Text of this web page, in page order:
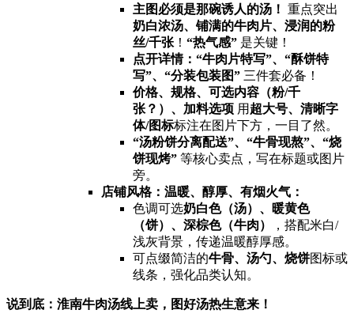
主图必须是那碗诱人的汤！​ ​ 重点突出
奶白浓汤、铺满的牛肉片、浸润的粉
丝/千张 ​！​ ​“热气感”​ ​ 是关键！
点开详情：“牛肉片特写”、“酥饼特
写”、“分装包装图”​ ​ 三件套必备！
价格、规格、可选内容（粉/千
张？）、加料选项 ​ 用 超大号、清晰字
体/图标标注在图片下方，一目了然。
​“汤粉饼分离配送”、“牛骨现熬”、“烧
饼现烤”​ ​ 等核心卖点，写在标题或图片
旁。
店铺风格：温暖、醇厚、有烟火气：​
色调可选奶白色（汤）、暖黄色
（饼）、深棕色（牛肉）​
，搭配米白/
浅灰背景，传递温暖醇厚感。
可点缀简洁的牛骨、汤勺、烧饼图标或
线条，强化品类认知。
说到底：淮南牛肉汤线上卖，图好汤热生意来！​